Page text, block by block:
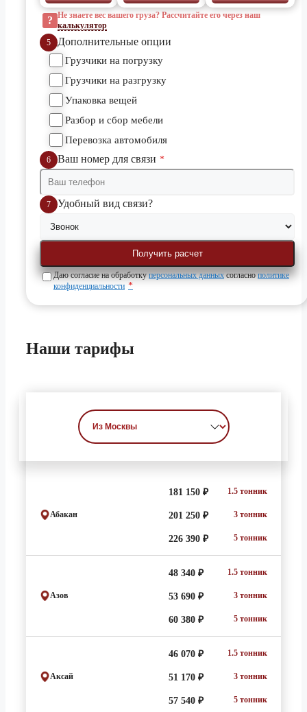
? Не знаете вес вашего груза? Рассчитайте его через наш
калькулятор
5
Дополнительные опции
Грузчики на погрузку
Грузчики на разгрузку
Упаковка вещей
Разбор и сбор мебели
Перевозка автомобиля
6 Ваш номер для связи *
7 Удобный вид связи?
Даю согласие на обработкуперсональных данныхсогласнополитике
конфиденциальности *
Наши тарифы
Абакан
181 150 ₽ 1.5 тонник
201 250 ₽ 3 тонник
226 390 ₽ 5 тонник
Азов
48 340 ₽ 1.5 тонник
53 690 ₽ 3 тонник
60 380 ₽ 5 тонник
Аксай
46 070 ₽ 1.5 тонник
51 170 ₽ 3 тонник
57 540 ₽ 5 тонник